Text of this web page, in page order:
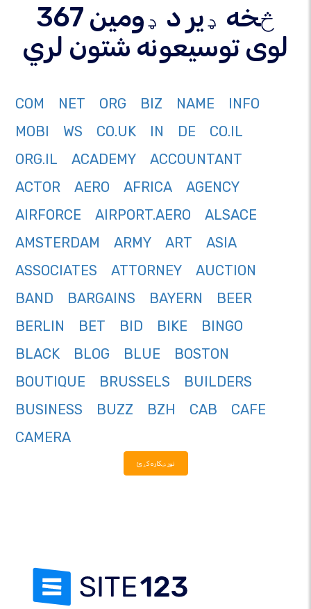
367 څخه ډیر د ډومین
لوی توسیعونه شتون لري
COM NET ORG BIZ NAME
INFO
MOBI
WS CO.UK IN DE
CO.IL
ORG.IL
ACADEMY
ACCOUNTANT
ACTOR
AERO AFRICA
AGENCY
AIRFORCE
AIRPORT.AERO
ALSACE
AMSTERDAM
ARMY ART
ASIA
ASSOCIATES
ATTORNEY
AUCTION
BAND
BARGAINS BAYERN
BEER
BERLIN
BET BID BIKE
BINGO
BLACK
BLOG BLUE
BOSTON
BOUTIQUE
BRUSSELS
BUILDERS
BUSINESS
BUZZ BZH CAB
CAFE
CAMERA
نور ښکاره کړئ